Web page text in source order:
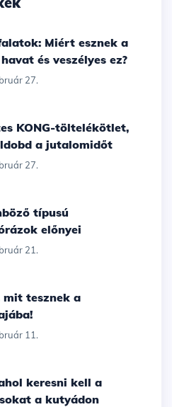
és veszélyes ez?
27.
a jutalomidőt
27.
előnyei
21.
11.
a kutyádon